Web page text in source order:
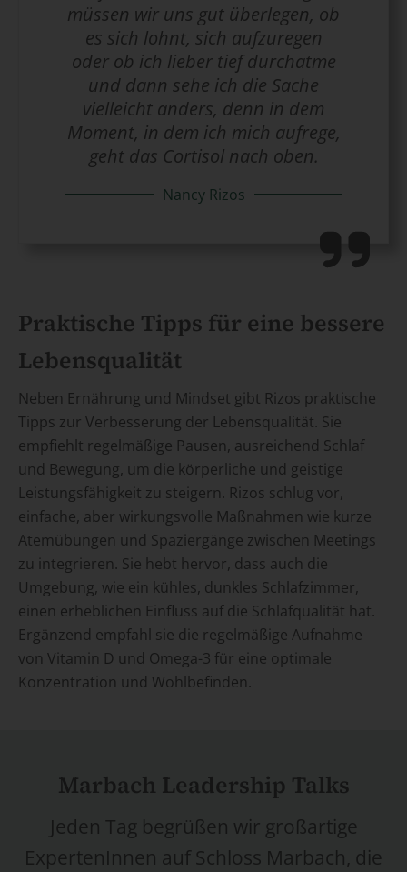
müssen wir uns gut überlegen, ob
es sich lohnt, sich aufzuregen
oder ob ich lieber tief durchatme
und dann sehe ich die Sache
vielleicht anders, denn in dem
Moment, in dem ich mich aufrege,
geht das Cortisol nach oben.
Nancy Rizos
Praktische Tipps für eine bessere
Lebensqualität
Neben Ernährung und Mindset gibt Rizos praktische
Tipps zur Verbesserung der Lebensqualität. Sie
empfiehlt regelmäßige Pausen, ausreichend Schlaf
und Bewegung, um die körperliche und geistige
Leistungsfähigkeit zu steigern. Rizos schlug vor,
einfache, aber wirkungsvolle Maßnahmen wie kurze
Atemübungen und Spaziergänge zwischen Meetings
zu integrieren. Sie hebt hervor, dass auch die
Umgebung, wie ein kühles, dunkles Schlafzimmer,
einen erheblichen Einfluss auf die Schlafqualität hat.
Ergänzend empfahl sie die regelmäßige Aufnahme
von Vitamin D und Omega-3 für eine optimale
Konzentration und Wohlbefinden.
Marbach Leadership Talks
Jeden Tag begrüßen wir großartige
ExpertenInnen auf Schloss Marbach, die